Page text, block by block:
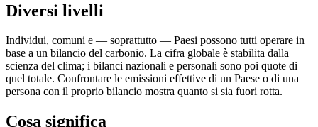
Diversi livelli
Individui, comuni e — soprattutto — Paesi possono tutti operare in
base a un bilancio del carbonio. La cifra globale è stabilita dalla
scienza del clima; i bilanci nazionali e personali sono poi quote di
quel totale. Confrontare le emissioni effettive di un Paese o di una
persona con il proprio bilancio mostra quanto si sia fuori rotta.
Cosa significa